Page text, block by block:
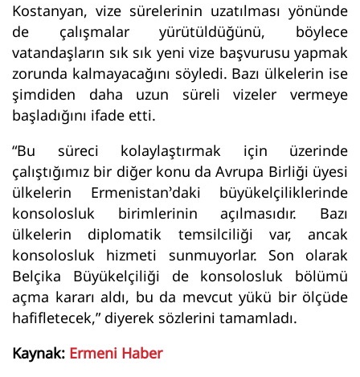
Kostanyan, vize sürelerinin uzatılması yönünde
de çalışmalar yürütüldüğünü, böylece
vatandaşların sık sık yeni vize başvurusu yapmak
zorunda kalmayacağını söyledi. Bazı ülkelerin ise
şimdiden daha uzun süreli vizeler vermeye
başladığını ifade etti.
“Bu süreci kolaylaştırmak için üzerinde
çalıştığımız bir diğer konu da Avrupa Birliği üyesi
ülkelerin Ermenistan’daki büyükelçiliklerinde
konsolosluk birimlerinin açılmasıdır. Bazı
ülkelerin diplomatik temsilciliği var, ancak
konsolosluk hizmeti sunmuyorlar. Son olarak
Belçika Büyükelçiliği de konsolosluk bölümü
açma kararı aldı, bu da mevcut yükü bir ölçüde
hafifletecek,” diyerek sözlerini tamamladı.
Kaynak: Ermeni Haber